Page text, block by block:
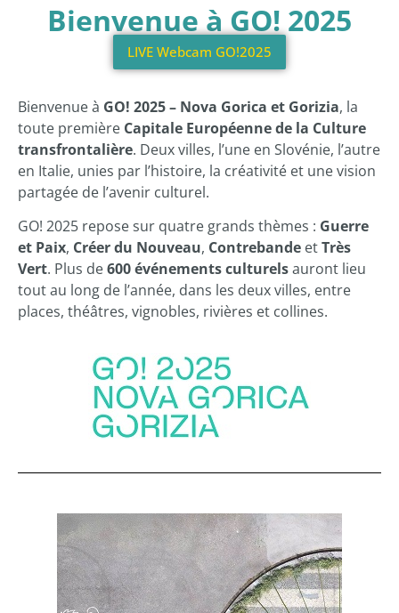
Bienvenue à GO! 2025
LIVE Webcam GO!2025
Bienvenue à GO! 2025 – Nova Gorica et Gorizia, la
toute première Capitale Européenne de la Culture
transfrontalière. Deux villes, l’une en Slovénie, l’autre
en Italie, unies par l’histoire, la créativité et une vision
partagée de l’avenir culturel.
GO! 2025 repose sur quatre grands thèmes : Guerre
et Paix, Créer du Nouveau, Contrebande etTrès
Vert. Plus de600 événements culturelsauront lieu
tout au long de l’année, dans les deux villes, entre
places, théâtres, vignobles, rivières et collines.